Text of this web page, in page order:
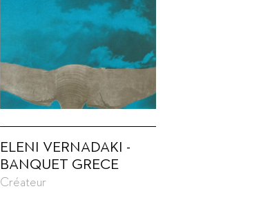
ELENI VERNADAKI -
BANQUET GRECE
Créateur